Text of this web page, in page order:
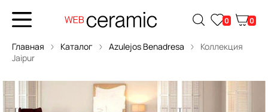
0 0
Главная Каталог Azulejos Benadresa
Коллекция
Jaipur